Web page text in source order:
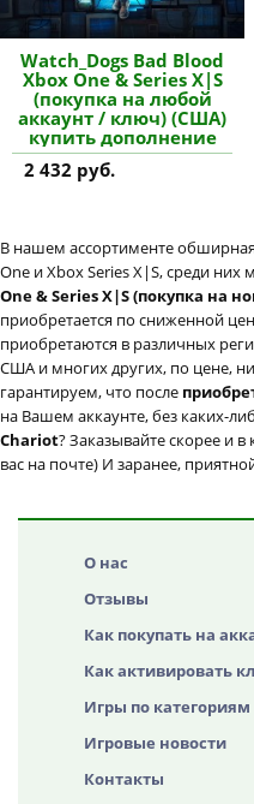
Watch_Dogs Bad Blood
Xbox One & Series X|S
(покупка на любой
аккаунт / ключ) (США)
купить дополнение
2 432 руб.
В нашем ассортименте
One и Xbox Series X|S, среди них
One & Series X|S (покупка на
приобретается по сниженной
приобретаются в различных
США и многих других, по цене,
гарантируем, что после
на Вашем аккаунте, без каких-
Chariot? Заказывайте скорее и
вас на почте) И заранее,
О нас
Отзывы
Как покупать на
Как активировать
Игры по категориям
Игровые новости
Контакты